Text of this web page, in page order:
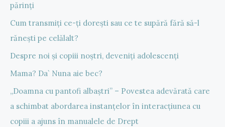
părinți
Cum transmiți ce-ți dorești sau ce te supără fără să-l
rănești pe celălalt?
Despre noi și copiii noștri, deveniți adolescenți
Mama? Da` Nuna aie bec?
„Doamna cu pantofi albaștri” – Povestea adevărată care
a schimbat abordarea instanțelor în interacțiunea cu
copiii a ajuns în manualele de Drept